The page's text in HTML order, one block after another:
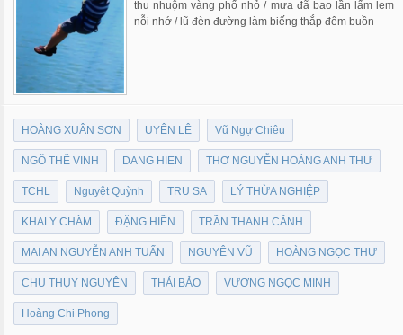
thu nhuộm vàng phố nhỏ / mưa đã bao lần lấm lem
nỗi nhớ / lũ đèn đường làm biếng thắp đêm buồn
HOÀNG XUÂN SƠN UYÊN LÊ Vũ Ngự Chiêu
NGÔ THẾ VINH DANG HIEN THƠ NGUYỄN HOÀNG ANH THƯ
TCHL Nguyệt Quỳnh TRU SA LÝ THỪA NGHIỆP
KHALY CHÀM ĐẶNG HIỀN TRẦN THANH CẢNH
MAI AN NGUYỄN ANH TUẤN NGUYÊN VŨ HOÀNG NGỌC THƯ
CHU THỤY NGUYÊN THÁI BẢO VƯƠNG NGỌC MINH
Hoàng Chi Phong